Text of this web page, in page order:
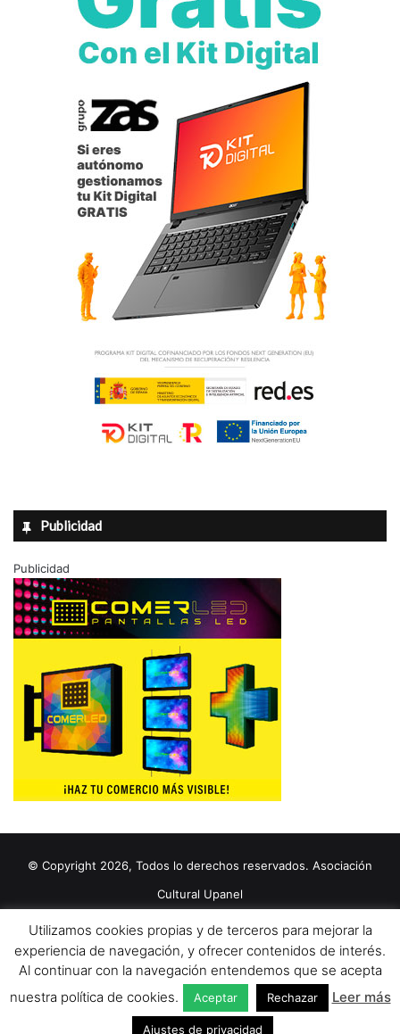
Publicidad
Publicidad
© Copyright 2026, Todos lo derechos reservados. Asociación
Cultural Upanel
Política de cookies Política de privacidad
Aviso Legal
Contacto
Publicidad 2024
Facebook
X YouTube
Utilizamos cookies propias y de terceros para mejorar la
experiencia de navegación, y ofrecer contenidos de interés.
Al continuar con la navegación entendemos que se acepta
nuestra política de cookies.
Aceptar Rechazar Leer más
Ajustes de privacidad